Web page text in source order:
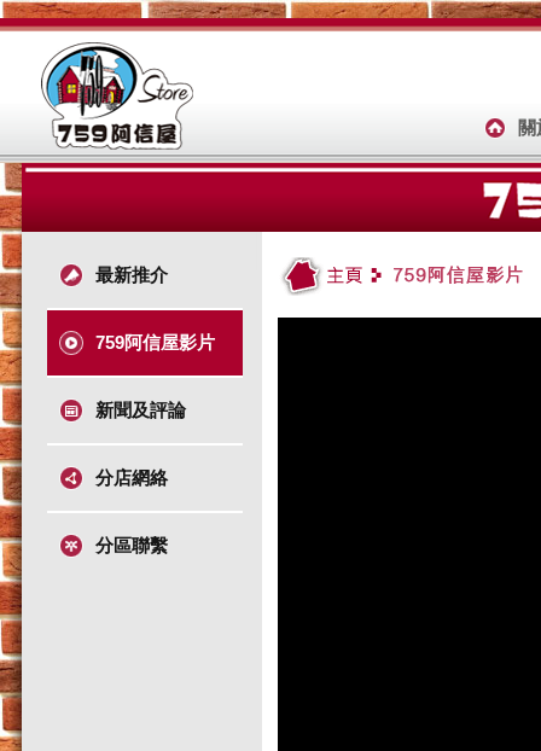
最新推介
759阿信屋影片
新聞及評論
分店網絡
分區聯繫